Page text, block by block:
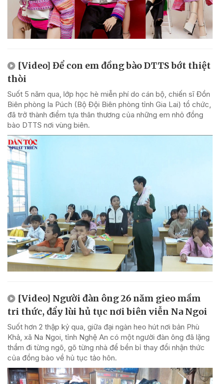
[Video] Để con em đồng bào DTTS bớt thiệt
thòi
Suốt 5 năm qua, lớp học hè miễn phí do cán bộ, chiến sĩ Đồn
Biên phòng Ia Púch (Bộ Đội Biên phòng tỉnh Gia Lai) tổ chức,
đã trở thành điểm tựa thân thương của những em nhỏ đồng
bào DTTS nơi vùng biên.
[Video] Người đàn ông 26 năm gieo mầm
tri thức, đẩy lùi hủ tục nơi biên viễn Na Ngoi
Suốt hơn 2 thập kỷ qua, giữa đại ngàn heo hút nơi bản Phù
Khả, xã Na Ngoi, tỉnh Nghệ An có một người đàn ông đã lặng
thầm đi từng ngõ, gõ từng nhà để bền bỉ thay đổi nhận thức
của đồng bào về hủ tục tảo hôn.